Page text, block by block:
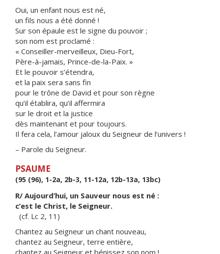
Oui, un enfant nous est né,
un fils nous a été donné !
Sur son épaule est le signe du pouvoir ;
son nom est proclamé :
« Conseiller-merveilleux, Dieu-Fort,
Père-à-jamais, Prince-de-la-Paix. »
Et le pouvoir s’étendra,
et la paix sera sans fin
pour le trône de David et pour son règne
qu’il établira, qu’il affermira
sur le droit et la justice
dès maintenant et pour toujours.
Il fera cela, l’amour jaloux du Seigneur de l’univers !
– Parole du Seigneur.
PSAUME
(95 (96), 1-2a, 2b-3, 11-12a, 12b-13a, 13bc)
R/ Aujourd’hui, un Sauveur nous est né :
c’est le Christ, le Seigneur.
(cf. Lc 2, 11)
Chantez au Seigneur un chant nouveau,
chantez au Seigneur, terre entière,
chantez au Seigneur et bénissez son nom !